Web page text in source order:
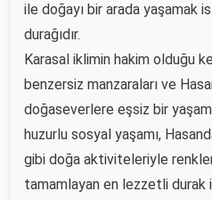
ile doğayı bir arada yaşamak
durağıdır.
Karasal iklimin hakim olduğu
benzersiz manzaraları ve
doğaseverlere eşsiz bir
huzurlu sosyal yaşamı,
gibi doğa aktiviteleriyle
tamamlayan en lezzetli durak